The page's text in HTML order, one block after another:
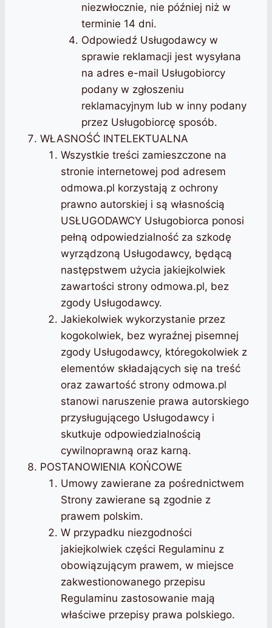
niezwłocznie, nie później niż w
terminie 14 dni.
Odpowiedź Usługodawcy w
sprawie reklamacji jest wysyłana
na adres e-mail Usługobiorcy
podany w zgłoszeniu
reklamacyjnym lub w inny podany
przez Usługobiorcę sposób.
WŁASNOŚĆ INTELEKTUALNA
Wszystkie treści zamieszczone na
stronie internetowej pod adresem
odmowa.pl korzystają z ochrony
prawno autorskiej i są własnością
USŁUGODAWCY Usługobiorca ponosi
pełną odpowiedzialność za szkodę
wyrządzoną Usługodawcy, będącą
następstwem użycia jakiejkolwiek
zawartości strony odmowa.pl, bez
zgody Usługodawcy.
Jakiekolwiek wykorzystanie przez
kogokolwiek, bez wyraźnej pisemnej
zgody Usługodawcy, któregokolwiek z
elementów składających się na treść
oraz zawartość strony odmowa.pl
stanowi naruszenie prawa autorskiego
przysługującego Usługodawcy i
skutkuje odpowiedzialnością
cywilnoprawną oraz karną.
POSTANOWIENIA KOŃCOWE
Umowy zawierane za pośrednictwem
Strony zawierane są zgodnie z
prawem polskim.
W przypadku niezgodności
jakiejkolwiek części Regulaminu z
obowiązującym prawem, w miejsce
zakwestionowanego przepisu
Regulaminu zastosowanie mają
właściwe przepisy prawa polskiego.